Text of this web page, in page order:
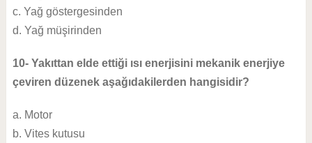
c. Yağ göstergesinden
d. Yağ müşirinden
10- Yakıttan elde ettiği ısı enerjisini mekanik enerjiye
çeviren düzenek aşağıdakilerden hangisidir?
a. Motor
b. Vites kutusu